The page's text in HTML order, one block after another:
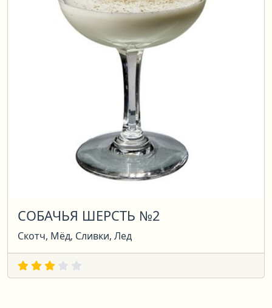
СОБАЧЬЯ ШЕРСТЬ №2
Скотч, Мёд, Сливки, Лед